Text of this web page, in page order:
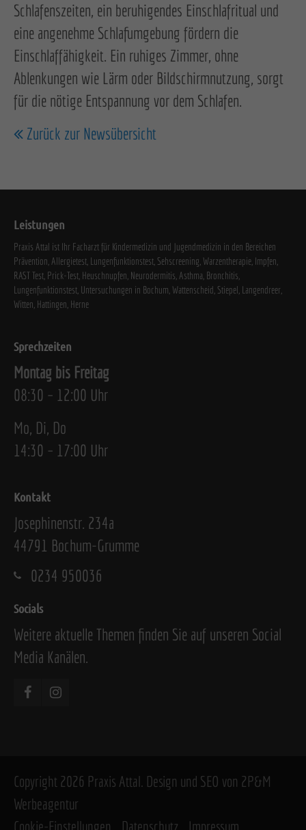
Schlafenszeiten, ein beruhigendes Einschlafritual und
eine angenehme Schlafumgebung fördern die
Einschlaffähigkeit. Ein ruhiges Zimmer, ohne
Ablenkungen wie Lärm oder Bildschirmnutzung, sorgt
für die nötige Entspannung vor dem Schlafen.
Zurück zur Newsübersicht
Leistungen
Praxis Attal ist Ihr Facharzt für Kindermedizin und Jugendmedizin in den Bereichen
Prävention, Allergietest, Lungenfunktionstest, Sehscreening, Warzentherapie, Impfen,
RAST Test, Prick-Test, Heuschnupfen, Neurodermitis, Asthma, Bronchitis,
Lungenfunktionstest, Untersuchungen in Bochum, Wattenscheid, Stiepel, Langendreer,
Witten, Hattingen, Herne
Sprechzeiten
Montag bis Freitag
08:30 – 12:00 Uhr
Mo, Di, Do
14:30 – 17:00 Uhr
Kontakt
Josephinenstr. 234a
44791 Bochum-Grumme
0234 950036
Socials
Weitere aktuelle Themen finden Sie auf unseren Social
Media Kanälen.
Copyright 2026 Praxis Attal. Design und SEO von 2P&M
Werbeagentur
Cookie-Einstellungen
Datenschutz Impressum